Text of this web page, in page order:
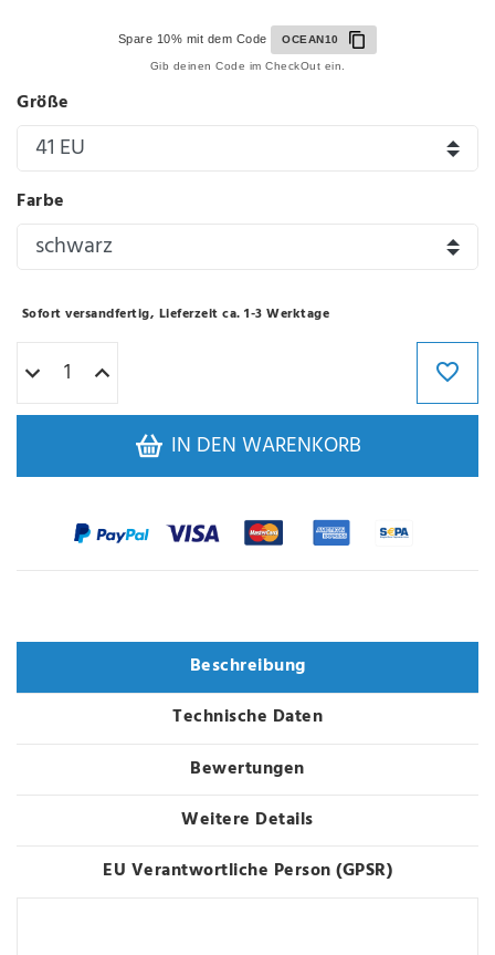
Spare 10% mit dem Code OCEAN10
Gib deinen Code im CheckOut ein.
Größe
Farbe
Sofort versandfertig, Lieferzeit ca. 1-3 Werktage
IN DEN WARENKORB
Beschreibung
Technische Daten
Bewertungen
Weitere Details
EU Verantwortliche Person (GPSR)